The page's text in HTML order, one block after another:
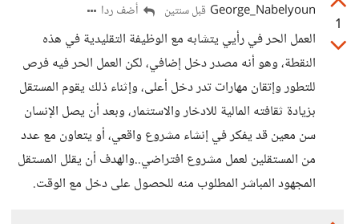
1
George_Nabelyoun قبل سنتين أضف ردا
العمل الحر في رأيي يتشابه مع الوظيفة التقليدية في هذه
النقطة، وهو أنه مصدر دخل إضافي، لكن العمل الحر فيه فرص
للتطور وإتقان مهارات تدر دخل أعلى، وإثناء ذلك يقوم المستقل
بزيادة ثقافته المالية للادخار والاستثمار، وبعد أن يصل الإنسان
سن معين قد يفكر في إنشاء مشروع واقعي، أو يتعاون مع عدد
من المستقلين لعمل مشروع افتراضي..والهدف أن يقلل المستقل
المجهود المباشر المطلوب منه للحصول على دخل مع الوقت.